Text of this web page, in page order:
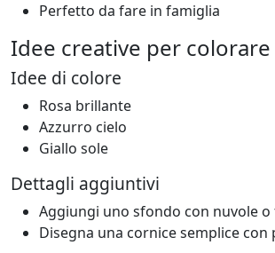
Perfetto da fare in famiglia
Idee creative per colorare
Idee di colore
Rosa brillante
Azzurro cielo
Giallo sole
Dettagli aggiuntivi
Aggiungi uno sfondo con nuvole
Disegna una cornice semplice con